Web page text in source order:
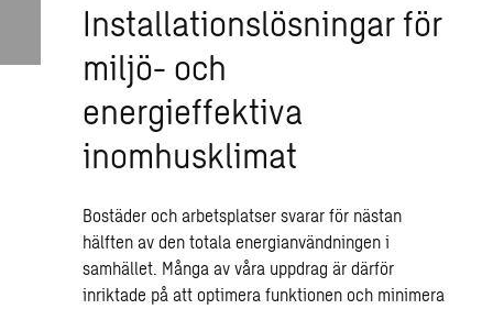
Installationslösningar för
miljö- och
energieffektiva
inomhusklimat
Bostäder och arbetsplatser svarar för nästan
hälften av den totala energianvändningen i
samhället. Många av våra uppdrag är därför
inriktade på att optimera funktionen och minimera